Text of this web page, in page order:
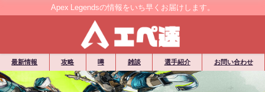
Apex Legendsの情報をいち早くお届けします。
最新情報 攻略 噂 雑談 選手紹介 お問い合わせ